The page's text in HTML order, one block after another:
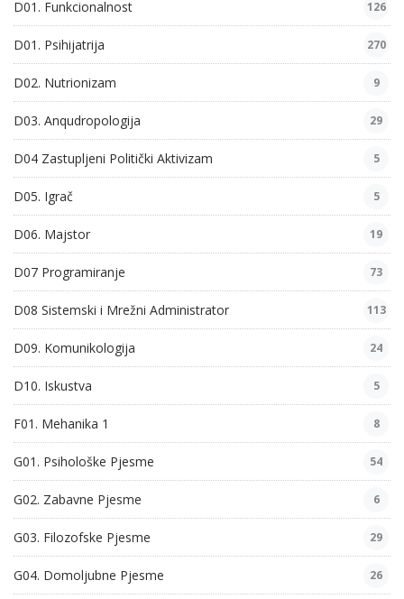
D01. Funkcionalnost 126
D01. Psihijatrija 270
D02. Nutrionizam 9
D03. Anqudropologija 29
D04 Zastupljeni Politički Aktivizam 5
D05. Igrač 5
D06. Majstor 19
D07 Programiranje 73
D08 Sistemski i Mrežni Administrator 113
D09. Komunikologija 24
D10. Iskustva 5
F01. Mehanika 1 8
G01. Psihološke Pjesme 54
G02. Zabavne Pjesme 6
G03. Filozofske Pjesme 29
G04. Domoljubne Pjesme 26